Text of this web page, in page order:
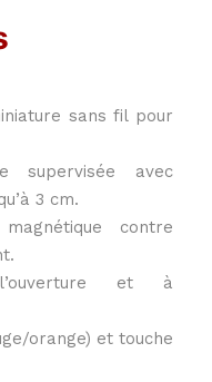
sans fil pour
supervisée avec
3 cm.
contre
et à
orange) et touche